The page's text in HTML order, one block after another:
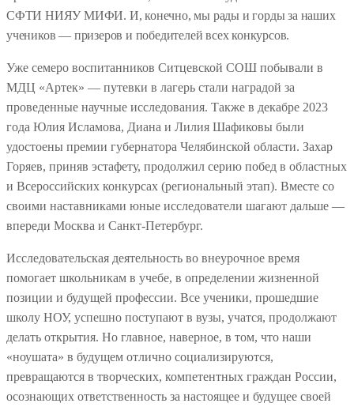
СФТИ НИЯУ МИФИ. И, конечно, мы рады и горды за наших
учеников — призеров и победителей всех конкурсов.
Уже семеро воспитанников Ситцевской СОШ побывали в
МДЦ «Артек» — путевки в лагерь стали наградой за
проведенные научные исследования. Также в декабре 2023
года Юлия Исламова, Диана и Лилия Шафиковы были
удостоены премии губернатора Челябинской области. Захар
Горяев, приняв эстафету, продолжил серию побед в областных
и Всероссийских конкурсах (региональный этап). Вместе со
своими наставниками юные исследователи шагают дальше —
впереди Москва и Санкт-Петербург.
Исследовательская деятельность во внеурочное время
помогает школьникам в учебе, в определении жизненной
позиции и будущей профессии. Все ученики, прошедшие
школу НОУ, успешно поступают в вузы, учатся, продолжают
делать открытия. Но главное, наверное, в том, что наши
«ноушата» в будущем отлично социализируются,
превращаются в творческих, компетентных граждан России,
осознающих ответственность за настоящее и будущее своей